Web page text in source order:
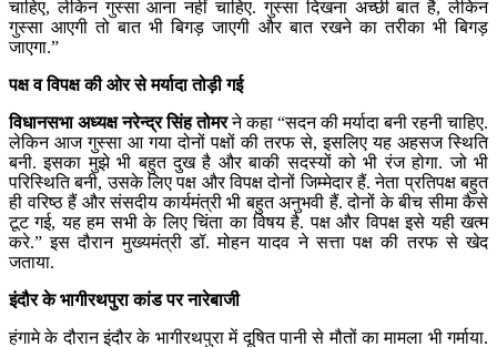
चाहिए, लेकिन गुस्सा आना नहीं चाहिए. गुस्सा दिखना अच्छी बात है, लेकिन
गुस्सा आएगी तो बात भी बिगड़ जाएगी और बात रखने का तरीका भी बिगड़
जाएगा.”
पक्ष व विपक्ष की ओर से मर्यादा तोड़ी गई
विधानसभा अध्यक्ष नरेन्द्र सिंह तोमरने कहा “सदन की मर्यादा बनी रहनी चाहिए.
लेकिन आज गुस्सा आ गया दोनों पक्षों की तरफ से, इसलिए यह अहसज स्थिति
बनी. इसका मुझे भी बहुत दुख है और बाकी सदस्यों को भी रंज होगा. जो भी
परिस्थिति बनी, उसके लिए पक्ष और विपक्ष दोनों जिम्मेदार हैं. नेता प्रतिपक्ष बहुत
ही वरिष्ठ हैं और संसदीय कार्यमंत्री भी बहुत अनुभवी हैं. दोनों के बीच सीमा कैसे
टूट गई, यह हम सभी के लिए चिंता का विषय है. पक्ष और विपक्ष इसे यही खत्म
करे.” इस दौरान मुख्यमंत्री डॉ. मोहन यादव ने सत्ता पक्ष की तरफ से खेद
जताया.
इंदौर के भागीरथपुरा कांड पर नारेबाजी
हंगामे के दौरान इंदौर के भागीरथपुरा में दूषित पानी से मौतों का मामला भी गर्माया.